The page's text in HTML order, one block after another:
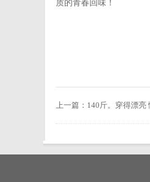
质的青春回味！
上一篇： 140斤。穿得漂亮